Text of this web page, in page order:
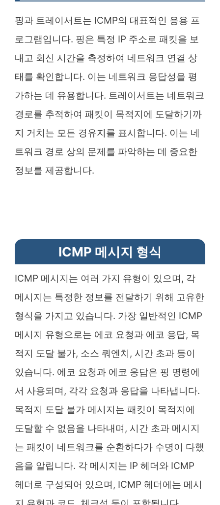
핑과 트레이서트는 ICMP의 대표적인 응용 프
로그램입니다. 핑은 특정 IP 주소로 패킷을 보
내고 회신 시간을 측정하여 네트워크 연결 상
태를 확인합니다. 이는 네트워크 응답성을 평
가하는 데 유용합니다. 트레이서트는 네트워크
경로를 추적하여 패킷이 목적지에 도달하기까
지 거치는 모든 경유지를 표시합니다. 이는 네
트워크 경로 상의 문제를 파악하는 데 중요한
정보를 제공합니다.
ICMP 메시지 형식
ICMP 메시지는 여러 가지 유형이 있으며, 각
메시지는 특정한 정보를 전달하기 위해 고유한
형식을 가지고 있습니다. 가장 일반적인 ICMP
메시지 유형으로는 에코 요청과 에코 응답, 목
적지 도달 불가, 소스 쿼엔치, 시간 초과 등이
있습니다. 에코 요청과 에코 응답은 핑 명령에
서 사용되며, 각각 요청과 응답을 나타냅니다.
목적지 도달 불가 메시지는 패킷이 목적지에
도달할 수 없음을 나타내며, 시간 초과 메시지
는 패킷이 네트워크를 순환하다가 수명이 다했
음을 알립니다. 각 메시지는 IP 헤더와 ICMP
헤더로 구성되어 있으며, ICMP 헤더에는 메시